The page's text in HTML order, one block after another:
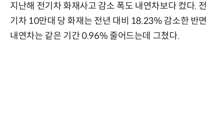
지난해 전기차 화재사고 감소 폭도 내연차보다 컸다. 전
기차 10만대 당 화재는 전년 대비 18.23% 감소한 반면
내연차는 같은 기간 0.96% 줄어드는데 그쳤다.